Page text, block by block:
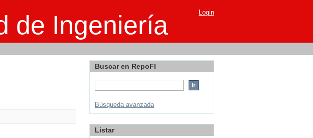
de Ingeniería Login
Buscar en RepoFI
Búsqueda avanzada
Listar